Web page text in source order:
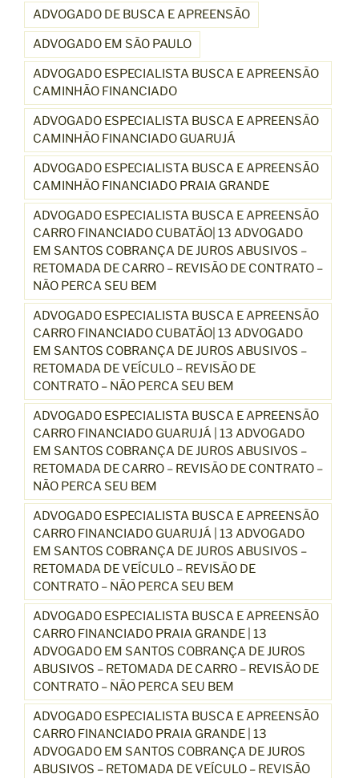
ADVOGADO DE BUSCA E APREENSÃO
ADVOGADO EM SÃO PAULO
ADVOGADO ESPECIALISTA BUSCA E APREENSÃO
CAMINHÃO FINANCIADO
ADVOGADO ESPECIALISTA BUSCA E APREENSÃO
CAMINHÃO FINANCIADO GUARUJÁ
ADVOGADO ESPECIALISTA BUSCA E APREENSÃO
CAMINHÃO FINANCIADO PRAIA GRANDE
ADVOGADO ESPECIALISTA BUSCA E APREENSÃO
CARRO FINANCIADO CUBATÃO| 13 ADVOGADO
EM SANTOS COBRANÇA DE JUROS ABUSIVOS –
RETOMADA DE CARRO – REVISÃO DE CONTRATO –
NÃO PERCA SEU BEM
ADVOGADO ESPECIALISTA BUSCA E APREENSÃO
CARRO FINANCIADO CUBATÃO| 13 ADVOGADO
EM SANTOS COBRANÇA DE JUROS ABUSIVOS –
RETOMADA DE VEÍCULO – REVISÃO DE
CONTRATO – NÃO PERCA SEU BEM
ADVOGADO ESPECIALISTA BUSCA E APREENSÃO
CARRO FINANCIADO GUARUJÁ | 13 ADVOGADO
EM SANTOS COBRANÇA DE JUROS ABUSIVOS –
RETOMADA DE CARRO – REVISÃO DE CONTRATO –
NÃO PERCA SEU BEM
ADVOGADO ESPECIALISTA BUSCA E APREENSÃO
CARRO FINANCIADO GUARUJÁ | 13 ADVOGADO
EM SANTOS COBRANÇA DE JUROS ABUSIVOS –
RETOMADA DE VEÍCULO – REVISÃO DE
CONTRATO – NÃO PERCA SEU BEM
ADVOGADO ESPECIALISTA BUSCA E APREENSÃO
CARRO FINANCIADO PRAIA GRANDE | 13
ADVOGADO EM SANTOS COBRANÇA DE JUROS
ABUSIVOS – RETOMADA DE CARRO – REVISÃO DE
CONTRATO – NÃO PERCA SEU BEM
ADVOGADO ESPECIALISTA BUSCA E APREENSÃO
CARRO FINANCIADO PRAIA GRANDE | 13
ADVOGADO EM SANTOS COBRANÇA DE JUROS
ABUSIVOS – RETOMADA DE VEÍCULO – REVISÃO